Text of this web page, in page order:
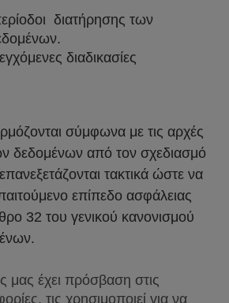
διατήρησης των
διαδικασίες
σύμφωνα με τις αρχές
δεδομένων από τον σχεδιασμό
τακτικά ώστε να
επίπεδο ασφάλειας
32 του γενικού κανονισμού
μας έχει πρόσβαση στις
τις χρησιμοποιεί για να